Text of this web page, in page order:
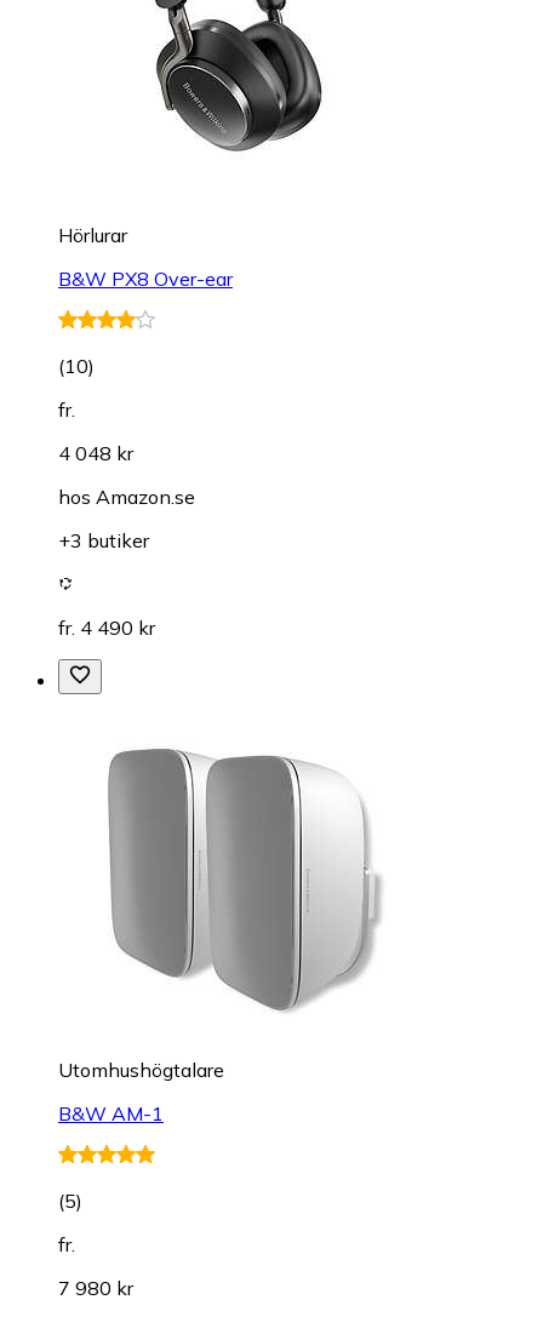
Hörlurar
B&W PX8 Over-ear
(10)
fr.
4 048 kr
hos Amazon.se
+3 butiker
fr. 4 490 kr
Utomhushögtalare
B&W AM-1
(5)
fr.
7 980 kr